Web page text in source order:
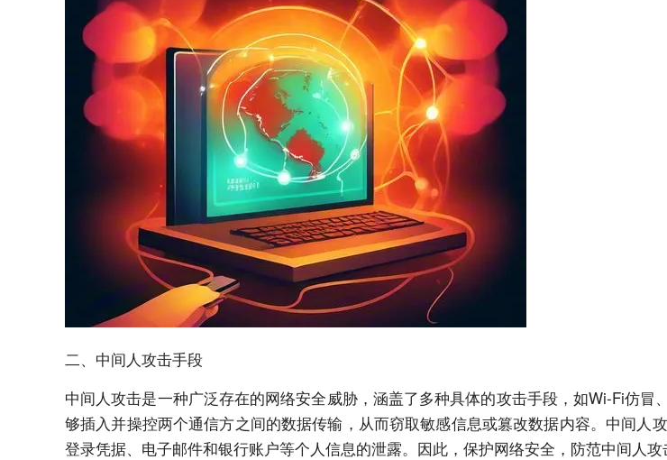
二、中间人攻击手段
中间人攻击是一种广泛存在的网络安全威胁，涵盖了多种具体的攻击手段，如Wi-Fi仿
够插入并操控两个通信方之间的数据传输，从而窃取敏感信息或篡改数据内容。中间
登录凭据、电子邮件和银行账户等个人信息的泄露。因此，保护网络安全，防范中间人